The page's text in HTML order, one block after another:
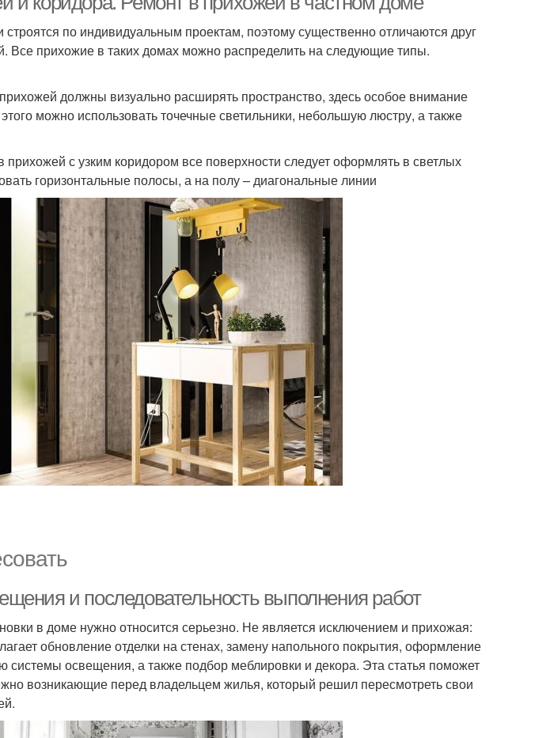
по индивидуальным проектам, поэтому существенно отличаются друг
Все прихожие в таких домах можно распределить на следующие типы.
должны визуально расширять пространство, здесь особое внимание
можно использовать точечные светильники, небольшую люстру, а также
с узким коридором все поверхности следует оформлять в светлых
горизонтальные полосы, а на полу – диагональные линии
и последовательность выполнения работ
в доме нужно относится серьезно. Не является исключением и прихожая:
обновление отделки на стенах, замену напольного покрытия, оформление
системы освещения, а также подбор меблировки и декора. Эта статья поможет
возникающие перед владельцем жилья, который решил пересмотреть свои